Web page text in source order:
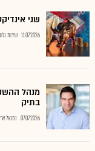
שני
11.07.2026 שירות
מנהל
בתיק
07.07.2026 נתנאל